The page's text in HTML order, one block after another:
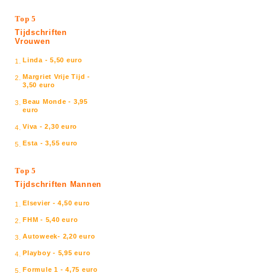
Top 5
Tijdschriften
Vrouwen
1. Linda - 5,50 euro
2. Margriet Vrije Tijd -
3,50 euro
3. Beau Monde - 3,95
euro
4. Viva - 2,30 euro
5. Esta - 3,55 euro
Top 5
Tijdschriften Mannen
1. Elsevier - 4,50 euro
2. FHM - 5,40 euro
3. Autoweek- 2,20 euro
4. Playboy - 5,95 euro
5. Formule 1 - 4,75 euro